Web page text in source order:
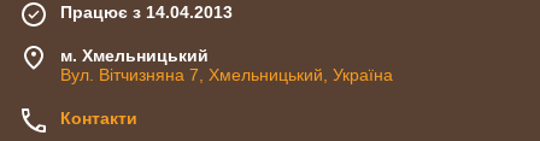
Працює з 14.04.2013
м. Хмельницький
Вул. Вітчизняна 7, Хмельницький, Україна
Контакти